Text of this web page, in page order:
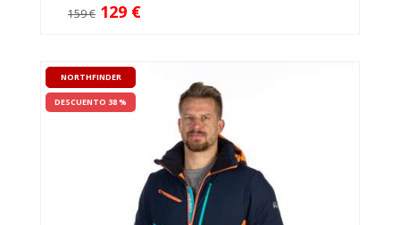
159 € 129 €
NORTHFINDER
DESCUENTO 38 %